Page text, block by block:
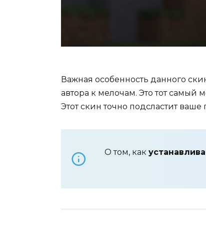
Важная особенность данного
автора к мелочам. Это тот
Этот скин точно подсластит
О том, как